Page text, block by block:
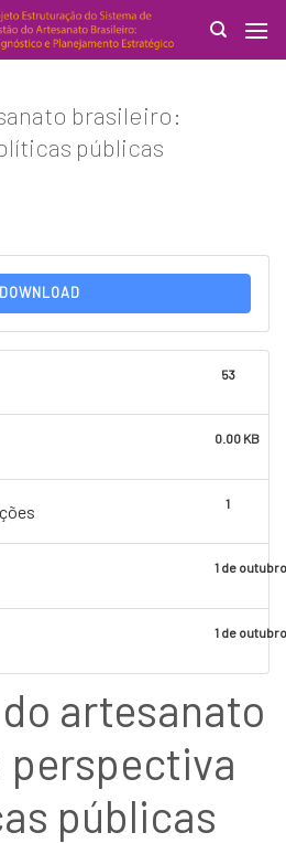
brasileiro:
públicas
DOWNLOAD
53
0.00 KB
1
1 de
1 de
artesanato
públicas